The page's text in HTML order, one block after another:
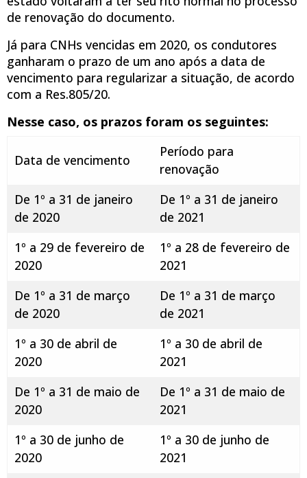
de renovação do documento.
Já para CNHs vencidas em 2020, os condutores
ganharam o prazo de um ano após a data de
vencimento para regularizar a situação, de acordo
com a Res.805/20.
Nesse caso, os prazos foram os seguintes:
Data de vencimento
Período para
renovação
De 1º a 31 de janeiro
de 2020
De 1º a 31 de janeiro
de 2021
1º a 29 de fevereiro de
2020
1º a 28 de fevereiro de
2021
De 1º a 31 de março
de 2020
De 1º a 31 de março
de 2021
1º a 30 de abril de
2020
1º a 30 de abril de
2021
De 1º a 31 de maio de
2020
De 1º a 31 de maio de
2021
1º a 30 de junho de
2020
1º a 30 de junho de
2021